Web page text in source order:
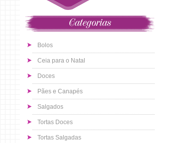
Categorias
Bolos
Ceia para o Natal
Doces
Pães e Canapés
Salgados
Tortas Doces
Tortas Salgadas